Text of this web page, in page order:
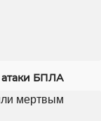
атаки БПЛА